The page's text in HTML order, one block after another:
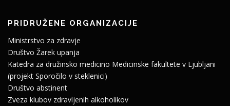
PRIDRUŽENE ORGANIZACIJE
Ministrstvo za zdravje
Društvo Žarek upanja
Katedra za družinsko medicino Medicinske fakultete v Ljubljani
(projekt Sporočilo v steklenici)
Društvo abstinent
Zveza klubov zdravljenih alkoholikov